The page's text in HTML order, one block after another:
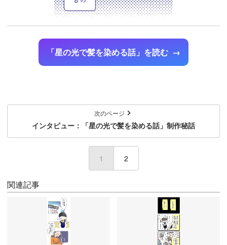
「星の光で髪を染める話」を読む
次のページ
インタビュー：「星の光で髪を染める話」制作秘話
1 (current)
2
関連記事